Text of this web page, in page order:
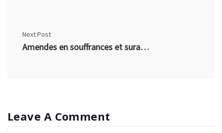
Next Post
Amendes en souffrances et suramendes
Leave A Comment